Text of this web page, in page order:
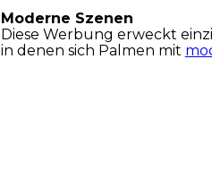
Moderne Szenen
Diese Werbung erweckt
in denen sich Palmen mit